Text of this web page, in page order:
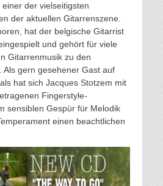
der vielseitigsten
der aktuellen Gitarrenszene.
hat der belgische Gitarrist
und gehört für viele
Gitarrenmusik zu den
Als gern gesehener Gast auf
hat sich Jacques Stotzem mit
Fingerstyle-
sensiblen Gespür für Melodik
einen beachtlichen